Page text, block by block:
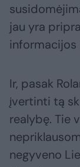
jau yra
informacijos
Ir, pasak
įvertinti tą
realybę. Tie
negyveno